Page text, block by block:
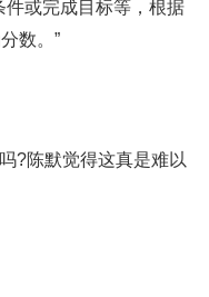
件或完成目标等，根据
数。”
?陈默觉得这真是难以